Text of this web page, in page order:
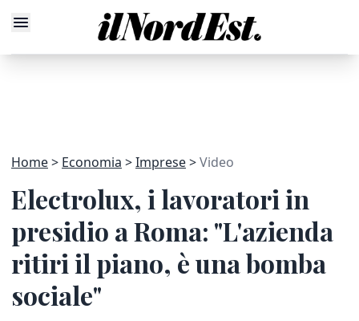
Home Economia Imprese Video
Electrolux, i lavoratori in
presidio a Roma: "L'azienda
ritiri il piano, è una bomba
sociale"